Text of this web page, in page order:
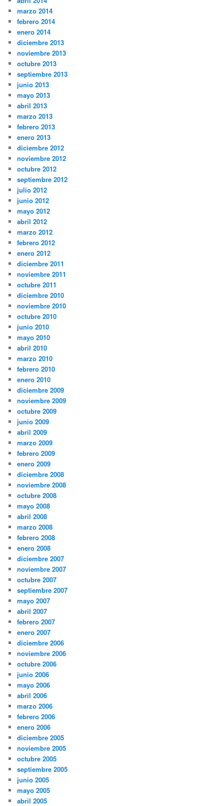
marzo 2014
febrero 2014
enero 2014
diciembre 2013
noviembre 2013
octubre 2013
septiembre 2013
junio 2013
mayo 2013
abril 2013
marzo 2013
febrero 2013
enero 2013
diciembre 2012
noviembre 2012
octubre 2012
septiembre 2012
julio 2012
junio 2012
mayo 2012
abril 2012
marzo 2012
febrero 2012
enero 2012
diciembre 2011
noviembre 2011
octubre 2011
diciembre 2010
noviembre 2010
octubre 2010
junio 2010
mayo 2010
abril 2010
marzo 2010
febrero 2010
enero 2010
diciembre 2009
noviembre 2009
octubre 2009
junio 2009
abril 2009
marzo 2009
febrero 2009
enero 2009
diciembre 2008
noviembre 2008
octubre 2008
mayo 2008
abril 2008
marzo 2008
febrero 2008
enero 2008
diciembre 2007
noviembre 2007
octubre 2007
septiembre 2007
mayo 2007
abril 2007
febrero 2007
enero 2007
diciembre 2006
noviembre 2006
octubre 2006
junio 2006
mayo 2006
abril 2006
marzo 2006
febrero 2006
enero 2006
diciembre 2005
noviembre 2005
octubre 2005
septiembre 2005
junio 2005
mayo 2005
abril 2005